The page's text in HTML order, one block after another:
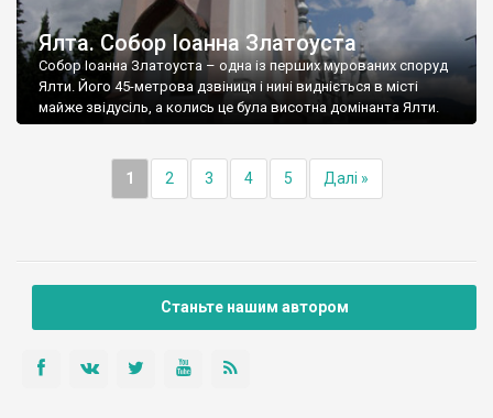
Ялта. Собор Іоанна Златоуста
Собор Іоанна Златоуста – одна із перших мурованих споруд
Ялти. Його 45-метрова дзвіниця і нині видніється в місті
майже звідусіль, а колись це була висотна домінанта Ялти.
1 2 3 4 5 Далі »
Станьте нашим автором